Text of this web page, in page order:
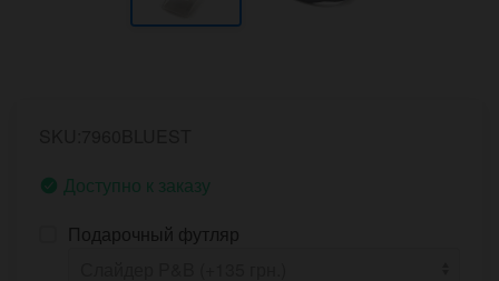
Доступно к заказу
Подарочный футляр